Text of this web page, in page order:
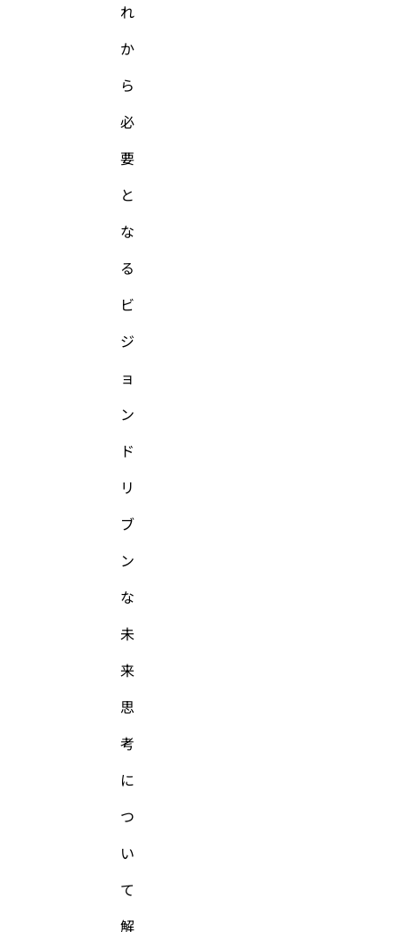
れ
か
ら
必
要
と
な
る
ビ
ジ
ョ
ン
ド
リ
ブ
ン
な
未
来
思
考
に
つ
い
て
解